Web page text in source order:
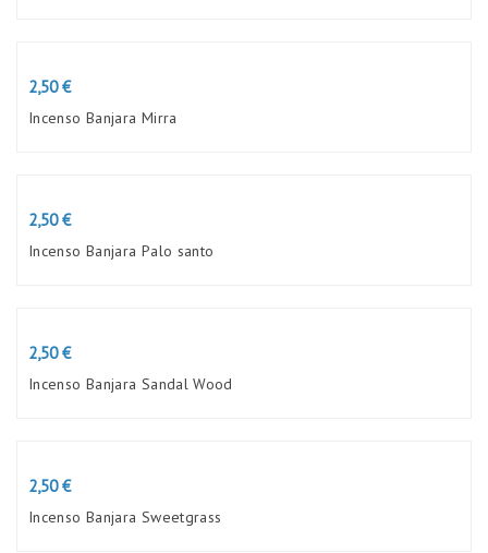
Preço
2,50 €
Incenso Banjara Mirra
Preço
2,50 €
Incenso Banjara Palo santo
Preço
2,50 €
Incenso Banjara Sandal Wood
Preço
2,50 €
Incenso Banjara Sweetgrass